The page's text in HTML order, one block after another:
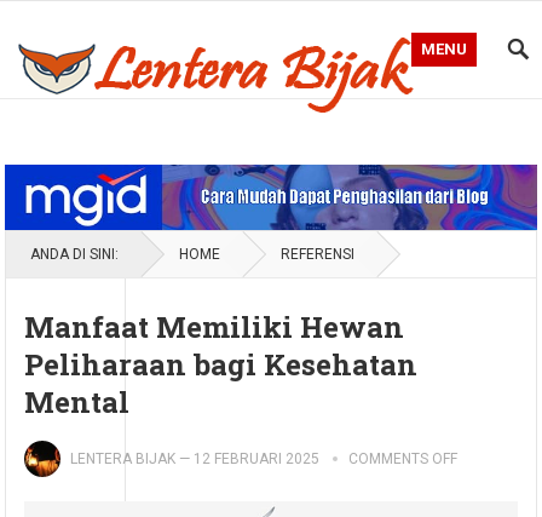
MENU
ANDA DI SINI: HOME REFERENSI
Manfaat Memiliki Hewan
Peliharaan bagi Kesehatan
Mental
LENTERA BIJAK — 12 FEBRUARI 2025 COMMENTS OFF